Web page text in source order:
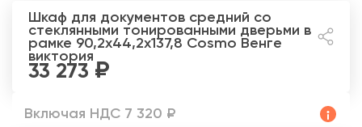
Шкаф для документов средний со
стеклянными тонированными дверьми в
рамке 90,2x44,2x137,8 Cosmo Венге
виктория
33 273
Включая НДС 7 320 ₽